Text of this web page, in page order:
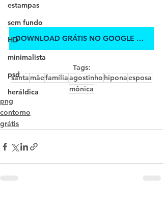
estampas
sem fundo
HD
minimalista
psd
heráldica
DOWNLOAD GRÁTIS NO GOOGLE DRIVE
Tags:
santa mãefamíliaagostinho hiponaesposa
mônica
png
contorno
grátis